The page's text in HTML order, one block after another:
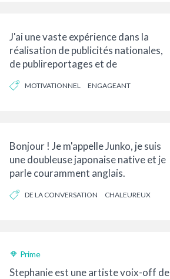
J'ai une vaste expérience dans la
réalisation de publicités nationales,
de publireportages et de
peux parler dans un...
MOTIVATIONNEL ENGAGEANT
Bonjour ! Je m'appelle Junko, je suis
une doubleuse japonaise native et je
parle couramment anglais.
DE LA CONVERSATION CHALEUREUX
Prime
Stephanie est une artiste voix-off de